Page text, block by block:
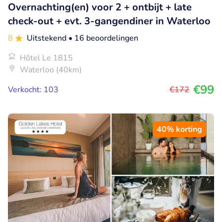
Overnachting(en) voor 2 + ontbijt + late
check-out + evt. 3-gangendiner in Waterloo
8 Uitstekend • 16 beoordelingen
Hôtel Le 1815
Waterloo (40km)
Verkocht: 103
€172 €99
40% korting